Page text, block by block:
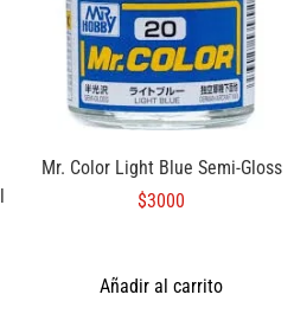
Mr. Color Light Blue Semi-Gloss
$3000
Añadir al carrito